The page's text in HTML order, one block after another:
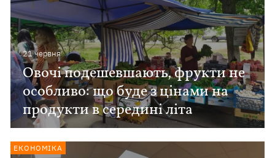
21 червня
Овочі подешевшають, фрукти не
особливо: що буде з цінами на
продукти в середині літа
ЕКОНОМІКА